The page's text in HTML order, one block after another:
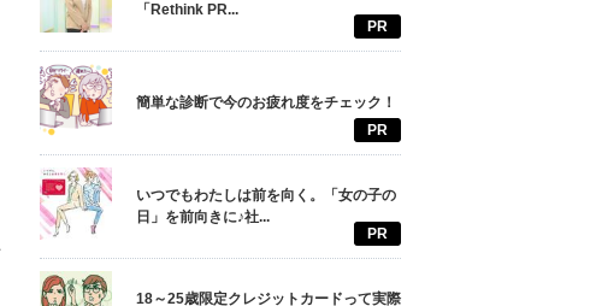
「Rethink PR...
PR
簡単な診断で今のお疲れ度をチェック！
PR
いつでもわたしは前を向く。「女の子の
日」を前向きに♪社...
PR
18～25歳限定クレジットカードって実際